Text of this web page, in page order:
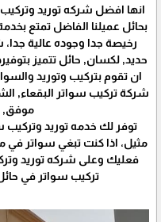
انها افضل شركه توريد
بحائل عميلنا الفاضل تمتع
رخيصة جدا وجوده عالية
حديد, لكسان, حائل تتميز
ان تقوم بتركيب وتوريد
شركة تركيب سواتر البقعاء,
موفق,
توفر لك خدمه توريد وتركيب
مثيل، اذا كنت تبغي سواتر في
فعليك وعلى شركه توريد
تركيب سواتر في